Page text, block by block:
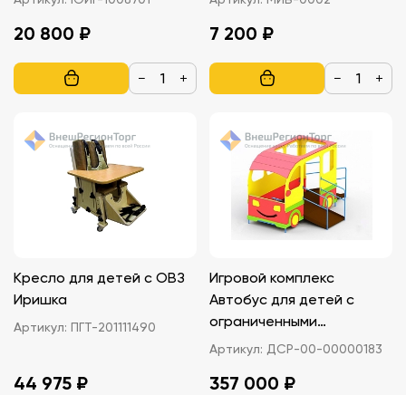
20 800 ₽
− +
7 200 ₽
− +
Кресло для детей с ОВЗ
Иришка
Артикул: ПГТ-201111490
44 975 ₽
Игровой комплекс
Автобус для детей с
ограниченными
возможностями
Артикул: ДСР-00-00000183
357 000 ₽